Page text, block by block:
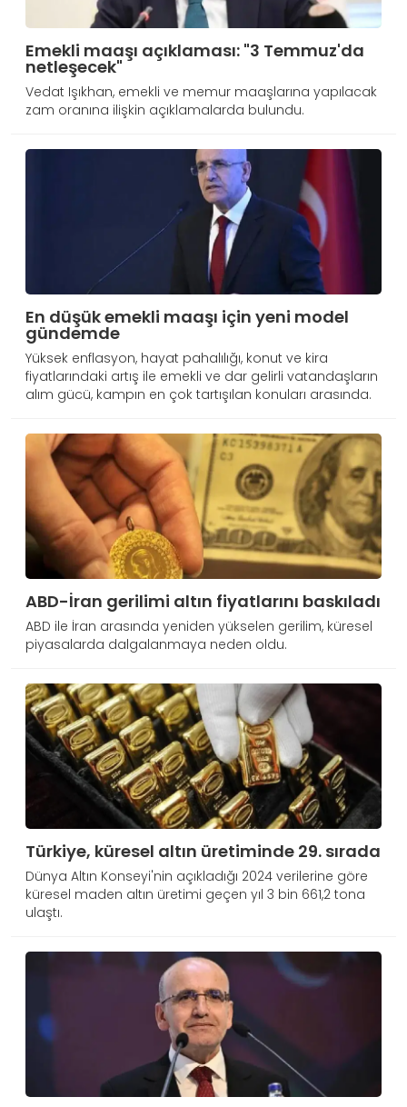
Emekli maaşı açıklaması: "3 Temmuz'da
netleşecek"
Vedat Işıkhan, emekli ve memur maaşlarına yapılacak
zam oranına ilişkin açıklamalarda bulundu.
En düşük emekli maaşı için yeni model
gündemde
Yüksek enflasyon, hayat pahalılığı, konut ve kira
fiyatlarındaki artış ile emekli ve dar gelirli vatandaşların
alım gücü, kampın en çok tartışılan konuları arasında.
ABD-İran gerilimi altın fiyatlarını baskıladı
ABD ile İran arasında yeniden yükselen gerilim, küresel
piyasalarda dalgalanmaya neden oldu.
Türkiye, küresel altın üretiminde 29. sırada
Dünya Altın Konseyi'nin açıkladığı 2024 verilerine göre
küresel maden altın üretimi geçen yıl 3 bin 661,2 tona
ulaştı.